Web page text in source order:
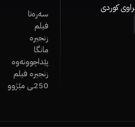
کوردی
سەرەتا
فیلم
زنجیرە
مانگا
پێداچوونەوە
زنجیرە فیلم
250ـی مێژوو